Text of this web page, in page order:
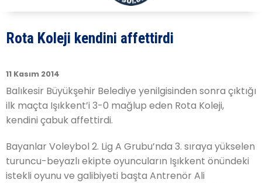
Rota Koleji kendini affettirdi
11 Kasım 2014
Balıkesir Büyükşehir Belediye yenilgisinden sonra çıktığı
ilk maçta Işıkkent’i 3-0 mağlup eden Rota Koleji,
kendini çabuk affettirdi.
Bayanlar Voleybol 2. Lig A Grubu’nda 3. sıraya yükselen
turuncu-beyazlı ekipte oyuncuların Işıkkent önündeki
istekli oyunu ve galibiyeti başta Antrenör Ali